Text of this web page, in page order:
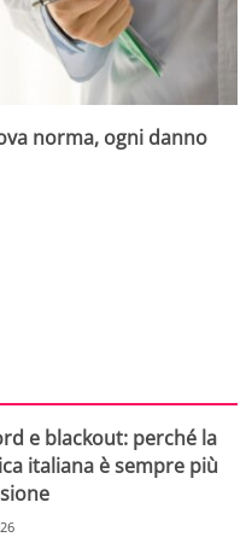
norma, ogni danno
e blackout: perché la
italiana è sempre più